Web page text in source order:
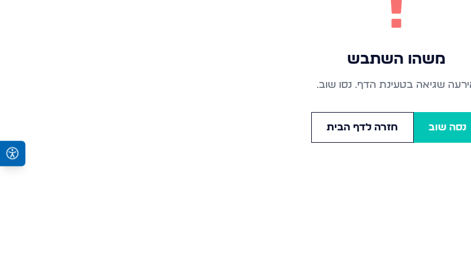
משהו השתבש
שגיאה בטעינת הדף. נסו שוב.
נסה שוב חזרה לדף הבית